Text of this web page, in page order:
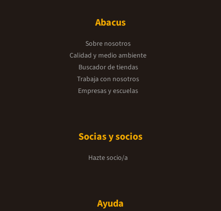
Abacus
Sobre nosotros
Calidad y medio ambiente
Buscador de tiendas
Trabaja con nosotros
Empresas y escuelas
Socias y socios
Hazte socio/a
Ayuda